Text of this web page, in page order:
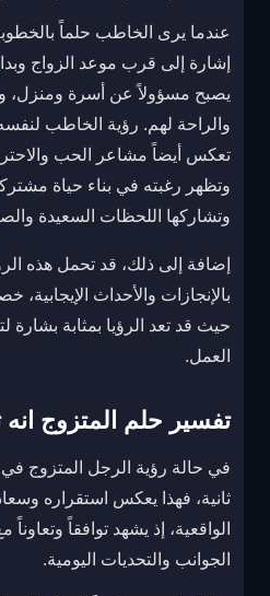
عندما يرى الخاطب حلماً
إشارة إلى قرب موعد الزواج
يصبح مسؤولاً عن أسرة ومنزل،
والراحة لهم. رؤية الخاطب
تعكس أيضاً مشاعر الحب
وتظهر رغبته في بناء حياة
وتشاركها اللحظات السعيدة
إضافة إلى ذلك، قد تحمل هذه
بالإنجازات والأحداث
حيث قد تعد الرؤيا بمثابة بشارة
العمل.
تفسير حلم المتزوج انه
في حالة رؤية الرجل المتزوج في
ثانية، فهذا يعكس استقراره
الواقعية، إذ يشهد توافقاً
الجوانب والتحديات اليومية.